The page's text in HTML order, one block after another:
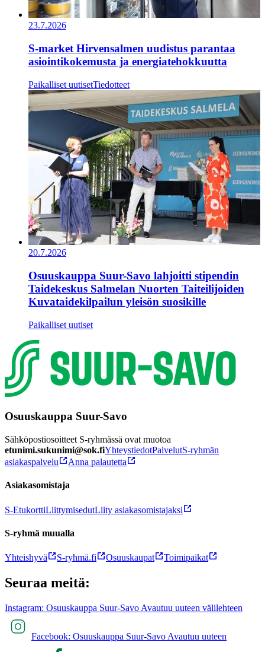
23.7.2026
S-market Hirvensalmen uudistus parantaa
asiointikokemusta ja energiatehokkuutta
Paikalliset uutisetTiedotteet
20.7.2026
Osuuskauppa Suur-Savo lahjoitti stipendin
Taidekeskus Salmelan Nuorten Taiteilijoiden
Kuvataidekilpailun yleisön suosikille
Paikalliset uutiset
Osuuskauppa Suur-Savo
Sähköpostiosoitteet S-ryhmässä ovat muotoa
etunimi.sukunimi@sok.fiYhteystiedotPalvelutS-ryhmän
asiakaspalvelu
Anna palautetta
Asiakasomistaja
S-EtukorttiLiittymisedutLiity asiakasomistajaksi
S-ryhmä muualla
Yhteishyvä S-ryhmä.fi Osuuskaupat Toimipaikat
Seuraa meitä:
Instagram: Osuuskauppa Suur-Savo Avautuu uuteen välilehteen
Facebook: Osuuskauppa Suur-Savo Avautuu uuteen